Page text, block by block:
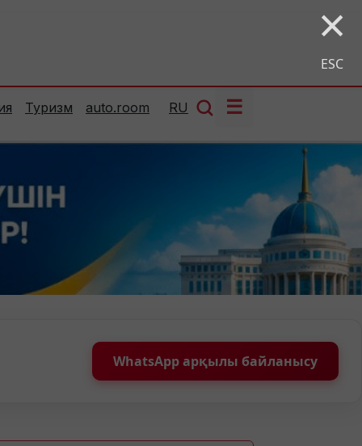
×
ESC
Туризм auto.room RU ☰
WhatsApp арқылы байланысу